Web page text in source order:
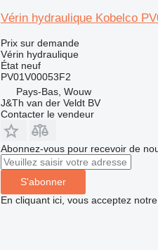
Vérin hydraulique Kobelco
Prix sur demande
Vérin hydraulique
Étatneuf
PV01V00053F2
Pays-Bas, Wouw
J&Th van der Veldt BV
Contacter le vendeur
Abonnez-vous pour recevoir de
S'abonner
En cliquant ici, vous acceptez notre